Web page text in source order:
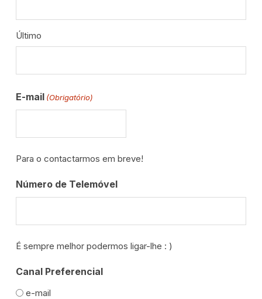
Último
E-mail (Obrigatório)
Para o contactarmos em breve!
Número de Telemóvel
É sempre melhor podermos ligar-lhe : )
Canal Preferencial
e-mail